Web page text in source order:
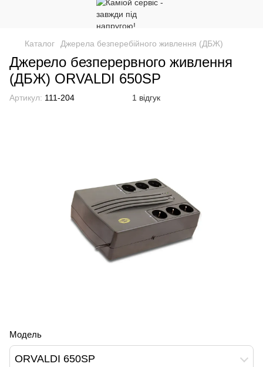
Каталог Джерела безперебійного живлення (ДБЖ)
Джерело безперервного живлення
(ДБЖ) ORVALDI 650SP
Артикул: 111-204 1 відгук
Модель
ORVALDI 650SP